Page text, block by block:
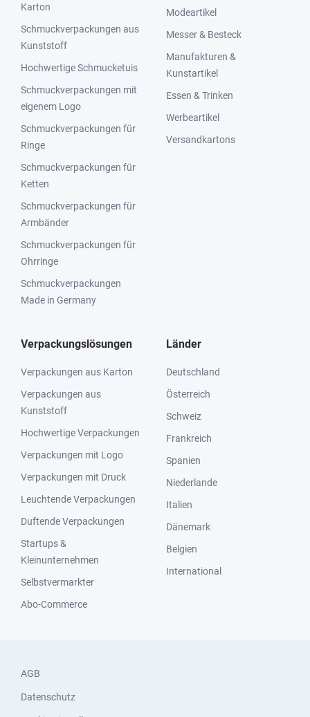
Karton
Schmuckverpackungen aus
Kunststoff
Hochwertige Schmucketuis
Schmuckverpackungen mit
eigenem Logo
Schmuckverpackungen für
Ringe
Schmuckverpackungen für
Ketten
Schmuckverpackungen für
Armbänder
Schmuckverpackungen für
Ohrringe
Schmuckverpackungen
Made in Germany
Modeartikel
Messer & Besteck
Manufakturen &
Kunstartikel
Essen & Trinken
Werbeartikel
Versandkartons
Verpackungslösungen
Verpackungen aus Karton
Verpackungen aus
Kunststoff
Hochwertige Verpackungen
Verpackungen mit Logo
Verpackungen mit Druck
Leuchtende Verpackungen
Duftende Verpackungen
Startups &
Kleinunternehmen
Selbstvermarkter
Abo-Commerce
Länder
Deutschland
Österreich
Schweiz
Frankreich
Spanien
Niederlande
Italien
Dänemark
Belgien
International
AGB
Datenschutz